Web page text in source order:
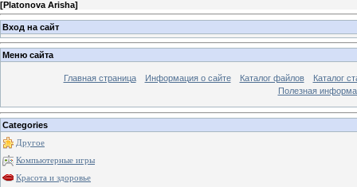
[Platonova Arisha]
Вход на сайт
Меню сайта
Главная страница Информация о сайте Каталог файлов
Каталог
Полезная
Categories
Другое
Компьютерные игры
Красота и здоровье